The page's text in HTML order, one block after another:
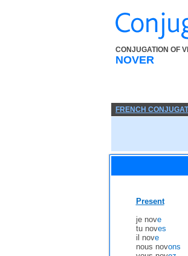
CONJUGATION OF
NOVER
FRENCH
Present
je nove
tu noves
il nove
nous novons